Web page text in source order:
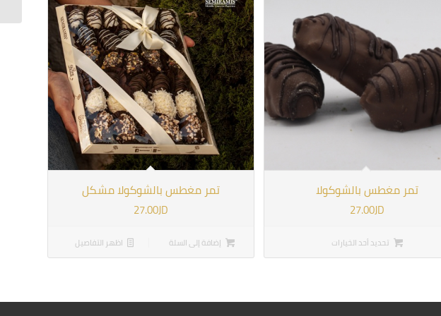
تمر مغطس بالشوكولا
27.00JD
تحديد أحد الخيارات
تمر مغطس بالشوكولا مشكل
27.00JD
إضافة إلى السلة اظهر التفاصيل